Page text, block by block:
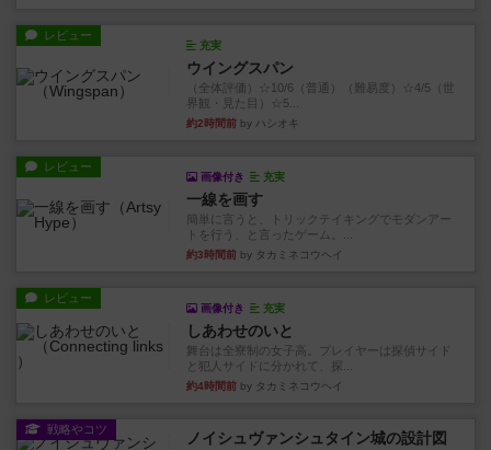
レビュー
充実
ウイングスパン
（全体評価）☆10/6（普通）（難易度）☆4/5（世
界観・見た目）☆5...
約2時間前 by ハシオキ
レビュー
画像付き 充実
一線を画す
簡単に言うと、トリックテイキングでモダンアー
トを行う、と言ったゲーム。...
約3時間前 by タカミネコウヘイ
レビュー
画像付き 充実
しあわせのいと
舞台は全寮制の女子高。プレイヤーは探偵サイド
と犯人サイドに分かれて、探...
約4時間前 by タカミネコウヘイ
戦略やコツ ノイシュヴァンシュタイン城の設計図